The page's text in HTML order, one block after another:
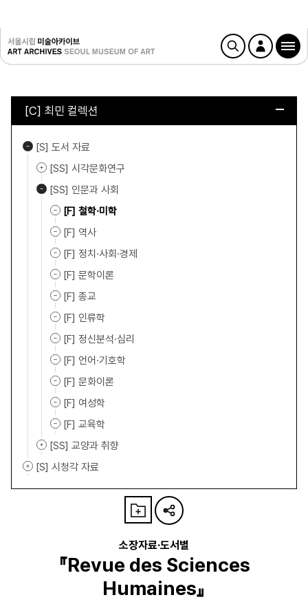
[C] 최민 컬렉션
[S] 도서 자료
[SS] 시각문화연구
[SS] 인문과 사회
[F] 철학·미학
[F] 역사
[F] 정치·사회·경제
[F] 문학이론
[F] 종교
[F] 인류학
[F] 정신분석·심리
[F] 언어·기호학
[F] 문화이론
[F] 여성학
[F] 교육학
[SS] 교양과 취향
[S] 시청각 자료
소장자료·도서별
『Revue des Sciences
Humaines』